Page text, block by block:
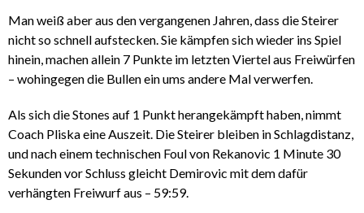
Man weiß aber aus den vergangenen Jahren, dass die Steirer
nicht so schnell aufstecken. Sie kämpfen sich wieder ins Spiel
hinein, machen allein 7 Punkte im letzten Viertel aus Freiwürfen
– wohingegen die Bullen ein ums andere Mal verwerfen.
Als sich die Stones auf 1 Punkt herangekämpft haben, nimmt
Coach Pliska eine Auszeit. Die Steirer bleiben in Schlagdistanz,
und nach einem technischen Foul von Rekanovic 1 Minute 30
Sekunden vor Schluss gleicht Demirovic mit dem dafür
verhängten Freiwurf aus – 59:59.